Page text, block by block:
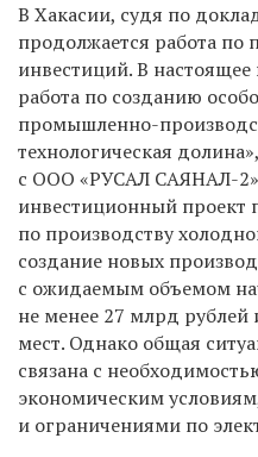
В Хакасии, судя по
продолжается работа
инвестиций. В
работа по созданию
промышленно-
технологическая
с ООО «РУСАЛ САЯНАЛ-2»
инвестиционный проект
по производству
создание новых
с ожидаемым объемом
не менее 27 млрд рублей
мест. Однако общая
связана с
экономическим
и ограничениями по